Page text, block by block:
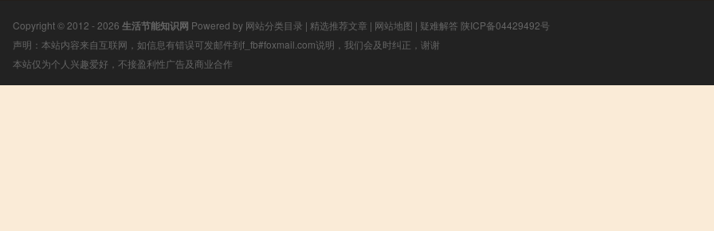
Copyright © 2012 - 2026 生活节能知识网 Powered by 网站分类目录 | 精选推荐文章 | 网站地图 | 疑难解答 陕ICP备04429492号
声明：本站内容来自互联网，如信息有错误可发邮件到f_fb#foxmail.com说明，我们会及时纠正，谢谢
本站仅为个人兴趣爱好，不接盈利性广告及商业合作